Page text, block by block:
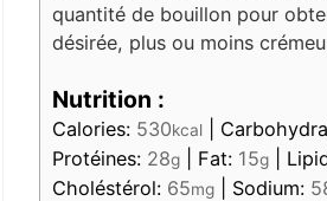
quantité de bouillon pour
désirée, plus ou moins
Nutrition :
Calories: 530kcal
Protéines: 28g Fat: 15g
Choléstérol: 65mg Sodium: